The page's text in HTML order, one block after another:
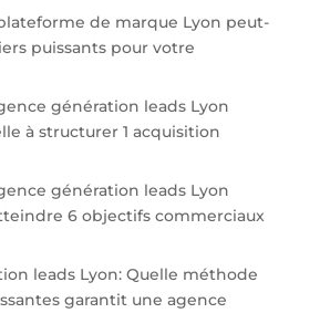
de marque Lyon peut-
puissants pour votre
génération leads Lyon
à structurer 1 acquisition
génération leads Lyon
6 objectifs commerciaux
leads Lyon: Quelle méthode
garantit une agence